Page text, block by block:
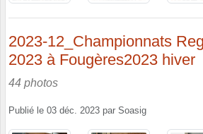
2023-12_Championnats
2023 à Fougères2023 hiver
44 photos
Publié le 03 déc. 2023 par Soasig